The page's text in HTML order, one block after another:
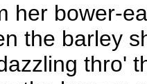
her bower-
the barley
thro'